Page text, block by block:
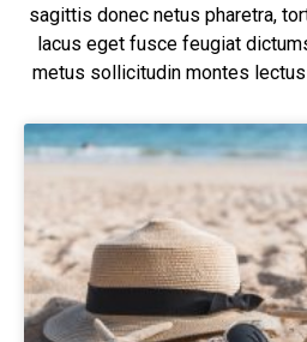
sagittis donec netus pharetra,
lacus eget fusce feugiat
metus sollicitudin montes